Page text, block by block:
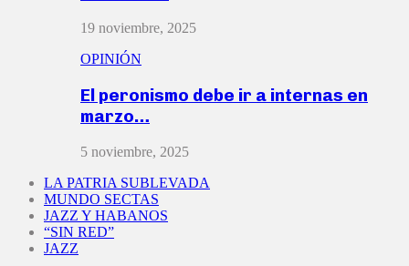
19 noviembre, 2025
OPINIÓN
El peronismo debe ir a internas en
marzo…
5 noviembre, 2025
LA PATRIA SUBLEVADA
MUNDO SECTAS
JAZZ Y HABANOS
“SIN RED”
JAZZ